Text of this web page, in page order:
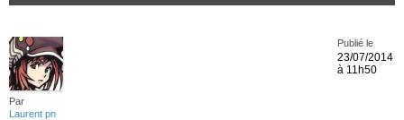
Par
Laurent pn
Publié le
23/07/2014
à 11h50